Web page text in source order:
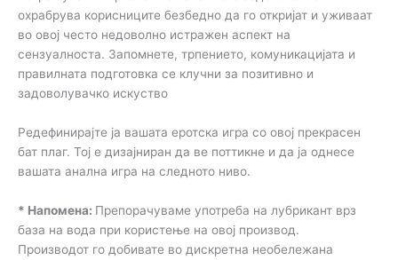
охрабрува корисниците безбедно да го откријат и уживаат
во овој често недоволно истражен аспект на
сензуалноста. Запомнете, трпението, комуникацијата и
правилната подготовка се клучни за позитивно и
задоволувачко искуство
Редефинирајте ја вашата еротска игра со овој прекрасен
бат плаг. Тој е дизајниран да ве поттикне и да ја однесе
вашата анална игра на следното ниво.
* Напомена: Препорачуваме употреба на лубрикант врз
база на вода при користење на овој производ.
Производот го добивате во дискретна необележана